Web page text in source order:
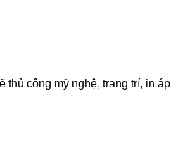
thủ công mỹ nghệ, trang trí, in áp